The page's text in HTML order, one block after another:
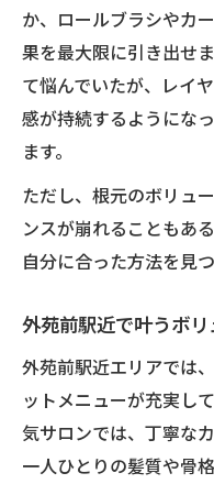
か、ロールブラシやカ
果を最大限に引き出せ
て悩んでいたが、レイ
感が持続するようにな
ます。
ただし、根元のボリュ
ンスが崩れることもあ
自分に合った方法を見
外苑前駅近で叶うボ
外苑前駅近エリアでは
ットメニューが充実し
気サロンでは、丁寧な
一人ひとりの髪質や骨